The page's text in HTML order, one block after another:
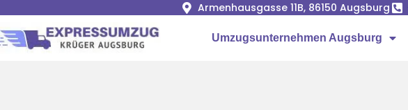
Armenhausgasse 11B, 86150 Augsburg
Umzugsunternehmen Augsburg